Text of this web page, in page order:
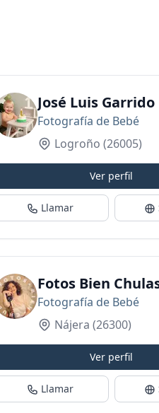
José Luis
Fotografía de Bebé
Logroño (26005)
Ver perfil
Llamar
infantil y familias,
Fotos Bien
Fotografía de Bebé
Nájera (26300)
Ver perfil
Llamar